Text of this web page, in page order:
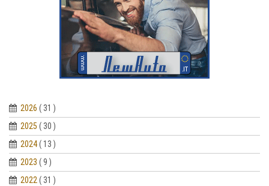
2026 ( 31 )
2025 ( 30 )
2024( 13 )
2023 ( 9 )
2022 ( 31 )